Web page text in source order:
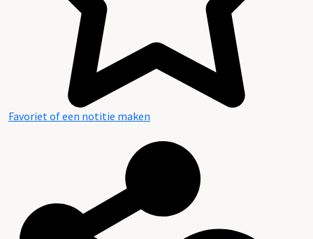
Favoriet of een notitie maken